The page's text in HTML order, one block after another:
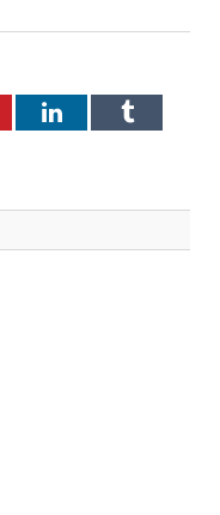
LinkedInTumblr